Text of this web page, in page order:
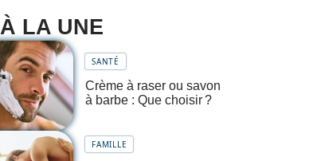
À LA UNE
SANTÉ
Crème à raser ou savon
à barbe : Que choisir ?
FAMILLE